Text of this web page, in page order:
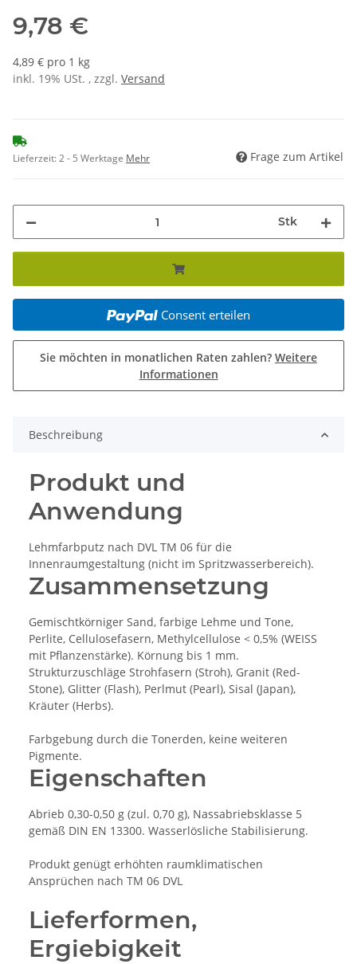
9,78 €
4,89 € pro 1 kg
inkl. 19% USt. , zzgl. Versand
Lieferzeit:2 - 5 Werktage Mehr Frage zum Artikel
Stk
Consent erteilen
Sie möchten in monatlichen Raten zahlen? Weitere
Informationen
Beschreibung
Produkt und
Anwendung
Lehmfarbputz nach DVL TM 06 für die
Innenraumgestaltung (nicht im Spritzwasserbereich).
Zusammensetzung
Gemischtkörniger Sand, farbige Lehme und Tone,
Perlite, Cellulosefasern, Methylcellulose < 0,5% (WEISS
mit Pflanzenstärke). Körnung bis 1 mm.
Strukturzuschläge Strohfasern (Stroh), Granit (Red-
Stone), Glitter (Flash), Perlmut (Pearl), Sisal (Japan),
Kräuter (Herbs).
Farbgebung durch die Tonerden, keine weiteren
Pigmente.
Eigenschaften
Abrieb 0,30-0,50 g (zul. 0,70 g), Nassabriebsklasse 5
gemäß DIN EN 13300. Wasserlösliche Stabilisierung.
Produkt genügt erhöhten raumklimatischen
Ansprüchen nach TM 06 DVL
Lieferformen,
Ergiebigkeit